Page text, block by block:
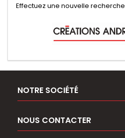
Effectuez une nouvelle recherche
NOTRE SOCIÉTÉ
NOUS CONTACTER